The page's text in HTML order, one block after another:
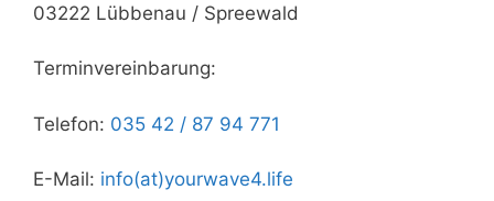
03222 Lübbenau / Spreewald
Terminvereinbarung:
Telefon: 035 42 / 87 94 771
E-Mail: info(at)yourwave4.life